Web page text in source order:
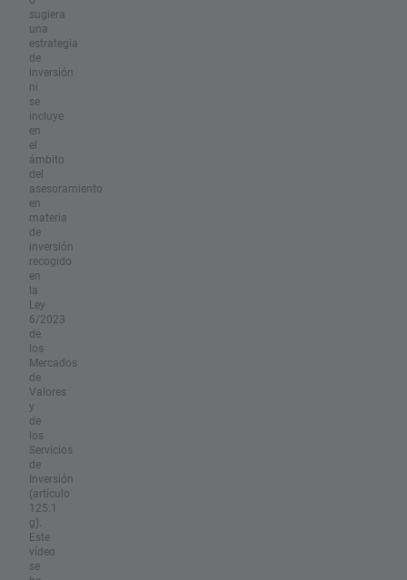
sugiera
una
estrategia
de
inversión
ni
se
incluye
en
el
ámbito
del
asesoramiento
en
materia
de
inversión
recogido
en
la
Ley
6/2023
de
los
Mercados
de
Valores
y
de
los
Servicios
de
Inversión
(artículo
125.1
g).
Este
vídeo
se